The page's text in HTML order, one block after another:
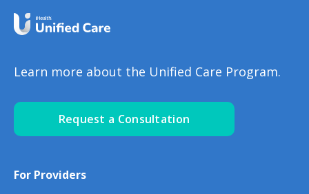
Learn more about the Unified Care Program.
Request a Consultation
For Providers